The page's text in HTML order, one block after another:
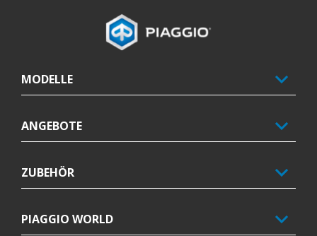
MODELLE
ANGEBOTE
ZUBEHÖR
PIAGGIO WORLD